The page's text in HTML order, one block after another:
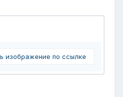
изображение по ссылке